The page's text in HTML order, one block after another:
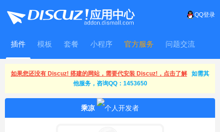
QQ登录
插件 模板 套餐 小程序 官方服务 问题交流
WitFrame
如果您还没有 Discuz! 搭建的网站，需要代安装 Discuz!，点击了解
如需其
他服务，咨询QQ：1453650
乘凉